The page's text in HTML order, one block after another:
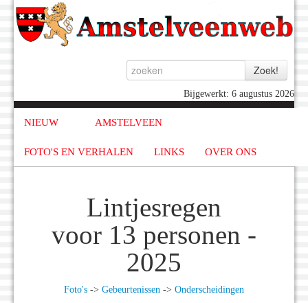
Bijgewerkt: 6 augustus 2026
NIEUW AMSTELVEEN
FOTO'S EN VERHALEN LINKS OVER ONS
Lintjesregen
voor 13 personen -
2025
Foto's -> Gebeurtenissen -> Onderscheidingen